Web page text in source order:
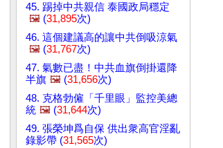
45. 踢掉中共親信 泰國政局穩定
🖼️ (31,895次)
46. 這個建議高的讓中共倒吸涼氣
🖼️ (31,767次)
47. 氣數已盡！中共血旗倒掛還降
半旗 🖼️ (31,656次)
48. 克格勃僱「千里眼」監控美總
統 🖼️ (31,644次)
49. 張榮坤爲自保 供出衆高官淫亂
錄影帶 (31,565次)